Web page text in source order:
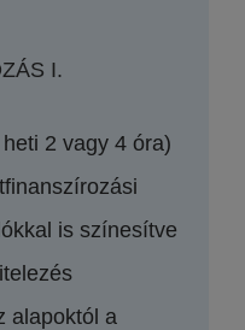
I.
2 vagy 4 óra)
is színesítve
alapoktól a